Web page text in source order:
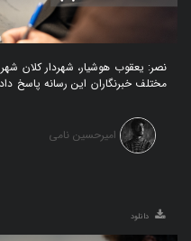
نصر: یعقوب هوشیار، شهردار کلان
مختلف خبرنگاران این رسانه پاسخ
امیرحسین نامی
دانلود